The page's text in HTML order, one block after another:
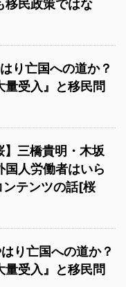
民政策ではな
り亡国への道か？
量受入』と移民問
】三橋貴明・木坂
国人労働者はいら
テンツの話[桜
り亡国への道か？
量受入』と移民問